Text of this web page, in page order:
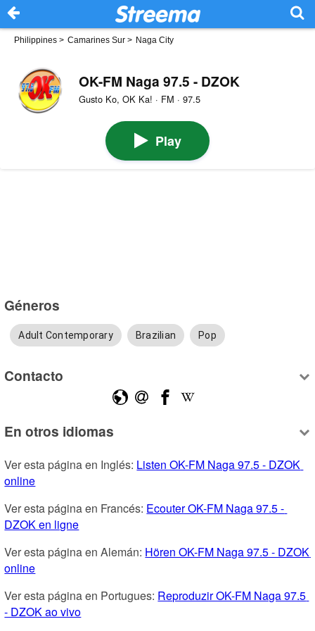
Philippines > Camarines Sur > Naga City
OK-FM Naga 97.5 - DZOK
Gusto Ko, OK Ka! · FM · 97.5
Play
Géneros
Adult Contemporary Brazilian Pop
Contacto
En otros idiomas
Ver esta página en Inglés: Listen OK-FM Naga 97.5 - DZOK
online
Ver esta página en Francés: Ecouter OK-FM Naga 97.5 -
DZOK en ligne
Ver esta página en Alemán: Hören OK-FM Naga 97.5 - DZOK
online
Ver esta página en Portugues: Reproduzir OK-FM Naga 97.5
- DZOK ao vivo